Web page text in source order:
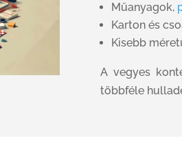
Műanyagok,
Karton és
Kisebb
A vegyes
többféle